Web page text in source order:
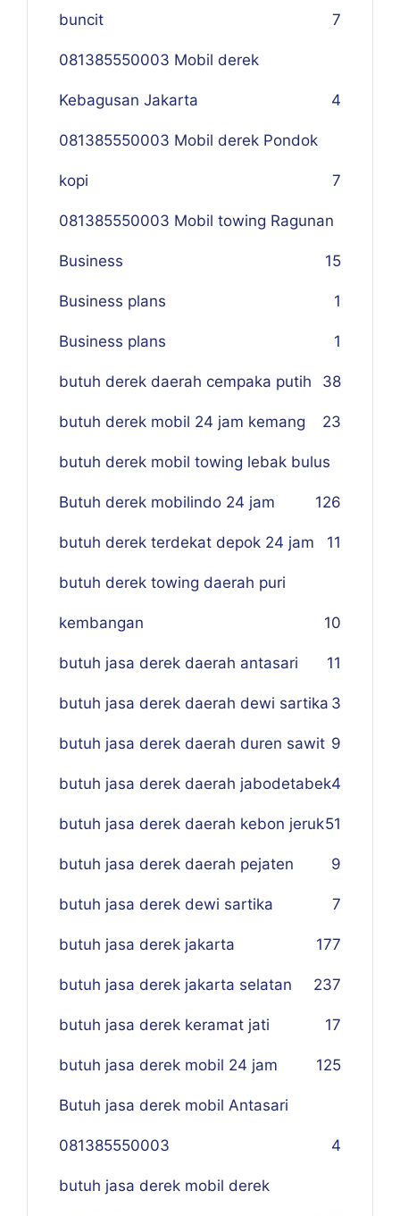
buncit 7
081385550003 Mobil derek
Kebagusan Jakarta 4
081385550003 Mobil derek Pondok
kopi 7
081385550003 Mobil towing Ragunan
5
Business 1
Business plans 1
Business plans 1
butuh derek daerah cempaka putih 38
butuh derek mobil 24 jam kemang 23
butuh derek mobil towing lebak bulus
26
Butuh derek mobilindo 24 jam 1
butuh derek terdekat depok 24 jam 11
butuh derek towing daerah puri
kembangan 10
butuh jasa derek daerah antasari 11
butuh jasa derek daerah dewi sartika 3
butuh jasa derek daerah duren sawit 9
butuh jasa derek daerah jabodetabek4
butuh jasa derek daerah kebon jeruk51
butuh jasa derek daerah pejaten 9
butuh jasa derek dewi sartika 7
butuh jasa derek jakarta 177
butuh jasa derek jakarta selatan 237
butuh jasa derek keramat jati 17
butuh jasa derek mobil 24 jam 125
Butuh jasa derek mobil Antasari
081385550003 4
butuh jasa derek mobil derek